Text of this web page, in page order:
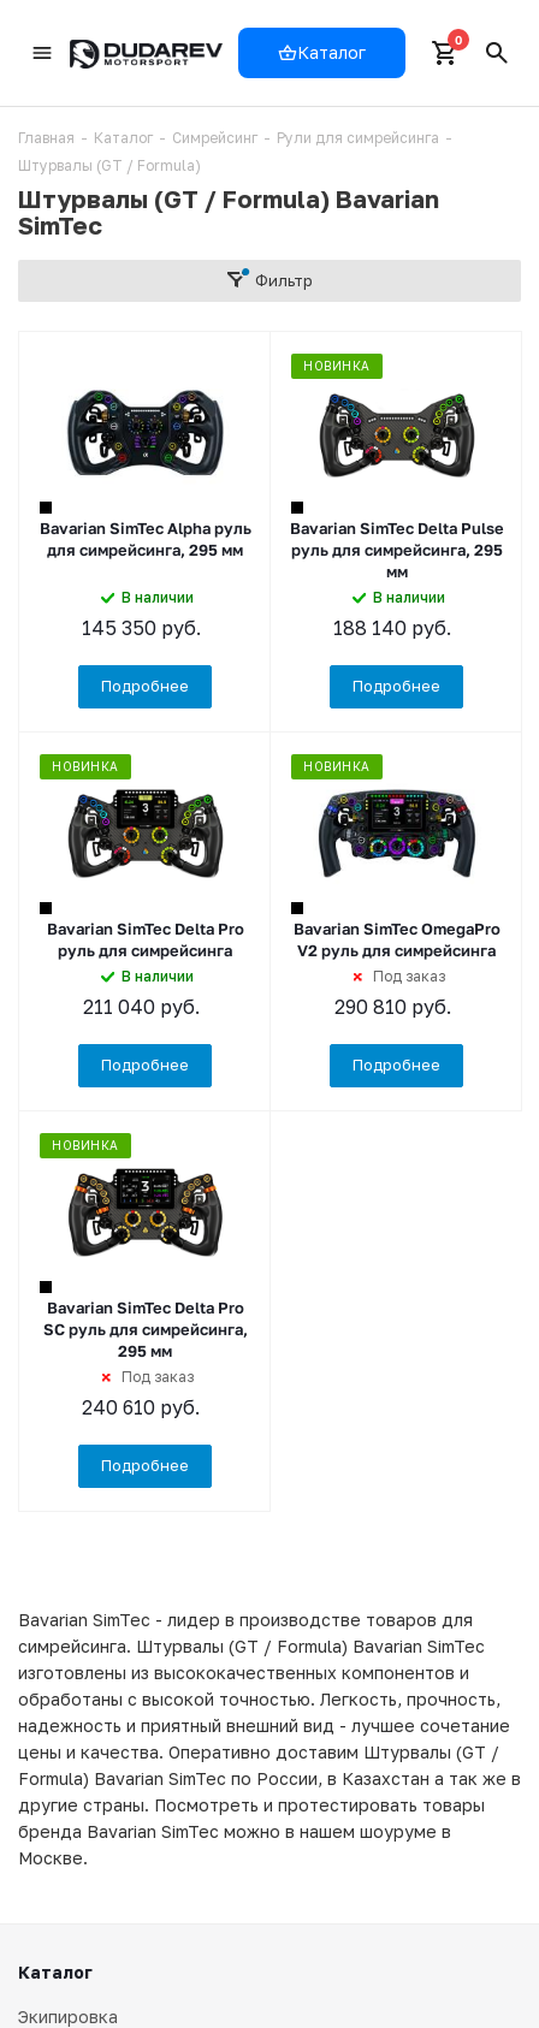
Каталог
0
Главная - Каталог - Симрейсинг - Рули для симрейсинга -
Штурвалы (GT / Formula)
Штурвалы (GT / Formula) Bavarian
SimTec
Фильтр
Bavarian SimTec Alpha руль
для симрейсинга, 295 мм
В наличии
145 350руб.
Подробнее
НОВИНКА
Bavarian SimTec Delta Pulse
руль для симрейсинга, 295
мм
В наличии
188 140 руб.
Подробнее
НОВИНКА
Bavarian SimTec Delta Pro
руль для симрейсинга
В наличии
211 040руб.
Подробнее
НОВИНКА
Bavarian SimTec OmegaPro
V2 руль для симрейсинга
Под заказ
290 810руб.
Подробнее
НОВИНКА
Bavarian SimTec Delta Pro
SC руль для симрейсинга,
295 мм
Под заказ
240 610 руб.
Подробнее
Bavarian SimTec - лидер в производстве товаров для
симрейсинга. Штурвалы (GT / Formula) Bavarian SimTec
изготовлены из высококачественных компонентов и
обработаны с высокой точностью. Легкость, прочность,
надежность и приятный внешний вид - лучшее сочетание
цены и качества. Оперативно доставим Штурвалы (GT /
Formula) Bavarian SimTec по России, в Казахстан а так же в
другие страны. Посмотреть и протестировать товары
бренда Bavarian SimTec можно в нашем шоуруме в
Москве.
Каталог
Экипировка